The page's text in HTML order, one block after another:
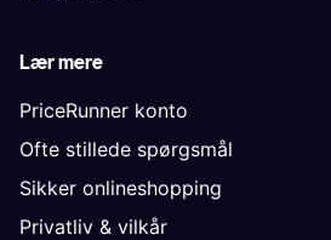
Lær mere
PriceRunner konto
Ofte stillede spørgsmål
Sikker onlineshopping
Privatliv & vilkår